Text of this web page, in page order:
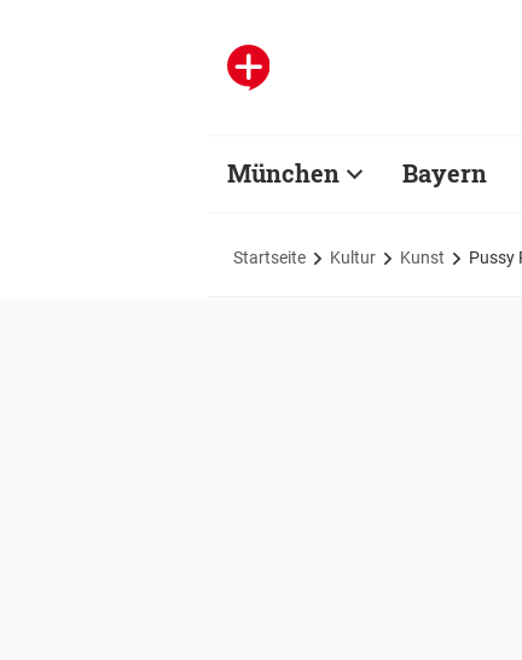
München Bayern
Startseite Kultur Kunst Pussy